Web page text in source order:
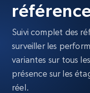
Suivi complet des
surveiller les
variantes sur tous
présence sur les
réel.